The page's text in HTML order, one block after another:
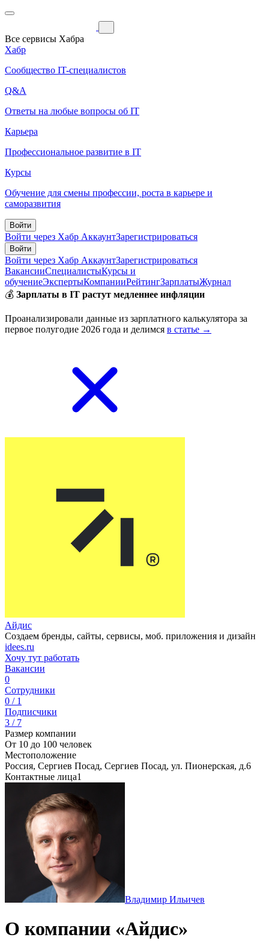
Все сервисы Хабра
Хабр
Сообщество IT-специалистов
Q&A
Ответы на любые вопросы об IT
Карьера
Профессиональное развитие в IT
Курсы
Обучение для смены профессии, роста в карьере и
саморазвития
Войти
Войти через Хабр АккаунтЗарегистрироваться
Войти
Войти через Хабр АккаунтЗарегистрироваться
ВакансииСпециалистыКурсы и
обучениеЭкспертыКомпанииРейтингЗарплатыЖурнал
💰 Зарплаты в IT растут медленнее инфляции
Проанализировали данные из зарплатного калькулятора за
первое полугодие 2026 года и делимся в статье →
Айдис
Создаем бренды, сайты, сервисы, моб. приложения и дизайн
idees.ru
Хочу тут работать
Вакансии
0
Сотрудники
0 / 1
Подписчики
3 / 7
Размер компании
От 10 до 100 человек
Местоположение
Россия, Сергиев Посад, Сергиев Посад, ул. Пионерская, д.6
Контактные лица1
Владимир Ильичев
О компании «Айдис»